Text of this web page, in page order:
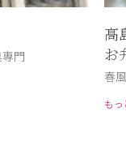
門
髙
お
春
もっ